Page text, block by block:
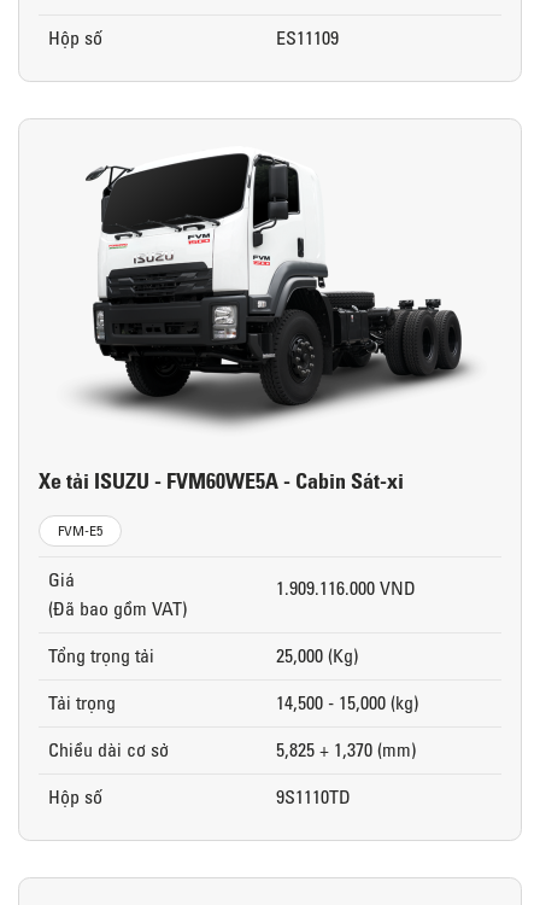
Hộp số
ES11109
Xe tải ISUZU - FVM60WE5A - Cabin Sát-xi
FVM-E5
Giá
(Đã bao gồm VAT)
1.909.116.000 VND
Tổng trọng tải
25,000 (Kg)
Tải trọng
14,500 - 15,000 (kg)
Chiều dài cơ sở
5,825 + 1,370 (mm)
Hộp số
9S1110TD